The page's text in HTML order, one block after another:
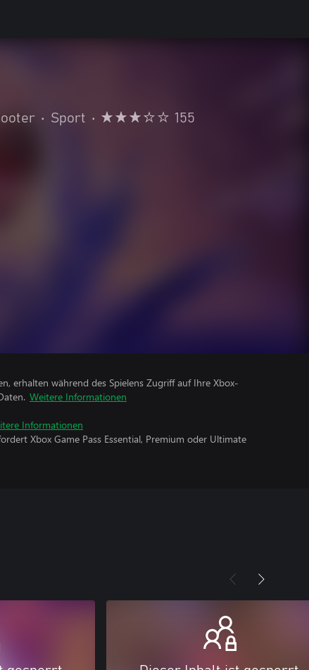
• Sport • 155
erhalten während des Spielens Zugriff auf Ihre Xbox-
Weitere Informationen
Informationen
Xbox Game Pass Essential, Premium oder Ultimate